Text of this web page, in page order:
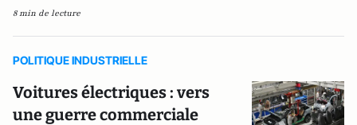
8 min de lecture
POLITIQUE INDUSTRIELLE
Voitures électriques : vers
une guerre commerciale